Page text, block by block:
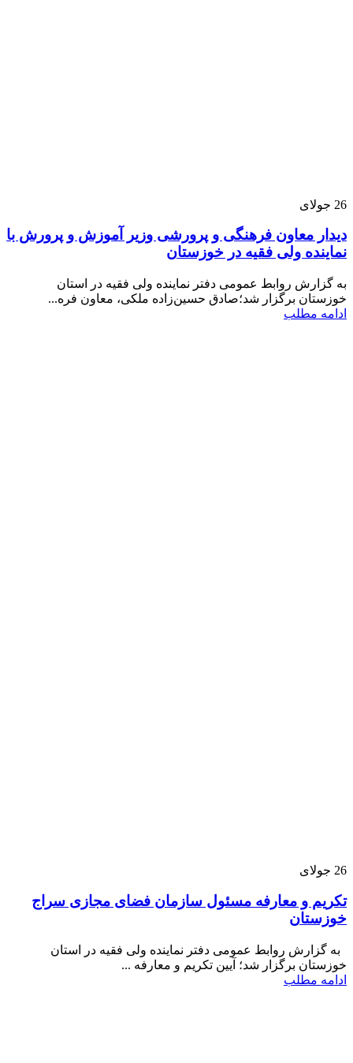
26 جولای
دیدار معاون فرهنگی و پرورشی وزیر آموزش و پرورش با
نماینده ولی فقیه در خوزستان
به گزارش روابط عمومی دفتر نماینده ولی فقیه در استان
خوزستان برگزار شد؛صادق حسین‌زاده ملکی، معاون فره...
ادامه مطلب
26 جولای
تکریم و معارفه مسئول سازمان فضای مجازی سراج
خوزستان
به گزارش روابط عمومی دفتر نماینده ولی فقیه در استان
خوزستان برگزار شد؛ آیین تکریم و معارفه ...
ادامه مطلب